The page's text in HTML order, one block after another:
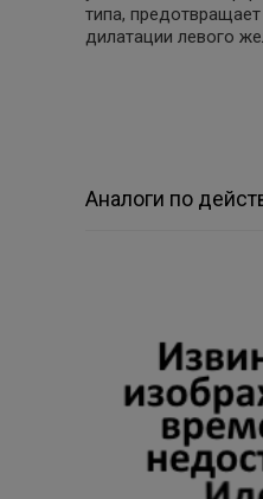
типа,
дилатации левого
Аналоги по